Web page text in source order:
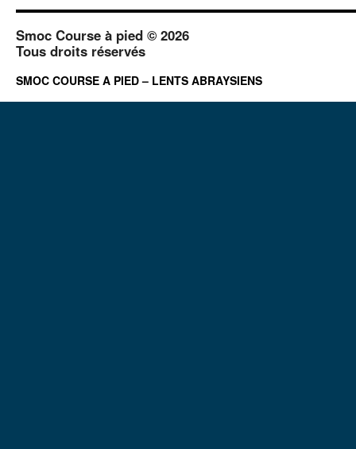
Smoc Course à pied © 2026
Tous droits réservés
SMOC COURSE A PIED – LENTS ABRAYSIENS